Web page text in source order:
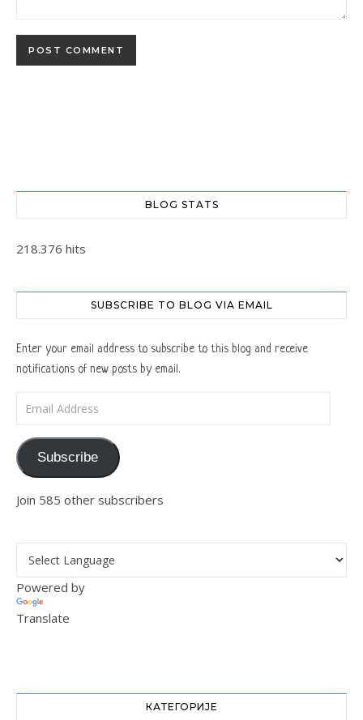
BLOG STATS
218.376 hits
SUBSCRIBE TO BLOG VIA EMAIL
Enter your email address to subscribe to this blog and receive
notifications of new posts by email.
Subscribe
Join 585 other subscribers
Powered by
Translate
КАТЕГОРИЈЕ